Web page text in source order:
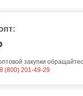
закупки
8 (800) 201-49-29